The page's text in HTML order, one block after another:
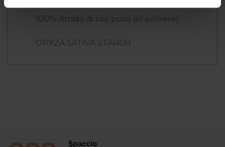
100% Amido di riso puro (in polvere)
ORYZA SATIVA STARCH